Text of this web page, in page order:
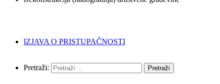
IZJAVA O PRISTUPAČNOSTI
Pretraži: